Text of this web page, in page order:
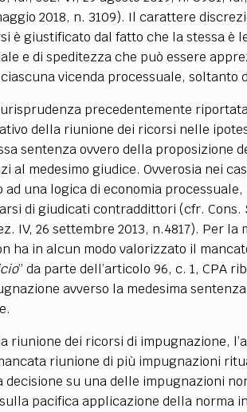
2018, n. 3109). Il carattere
è giustificato dal fatto che la stessa è
e di speditezza che può essere
vicenda processuale, soltanto
precedentemente
della riunione dei ricorsi nelle
sentenza ovvero della proposizione
al medesimo giudice. Ovverosia nei
una logica di economia
di giudicati contraddittori (cfr. Cons.
IV, 26 settembre 2013, n.4817). Per la
ha in alcun modo valorizzato il
” da parte dell’articolo 96, c. 1, CPA
avverso la medesima
riunione dei ricorsi di impugnazione,
riunione di più impugnazioni
su una delle impugnazioni
pacifica applicazione della norma